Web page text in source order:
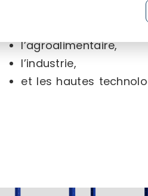
l’agroalimentaire,
l’industrie,
et les hautes